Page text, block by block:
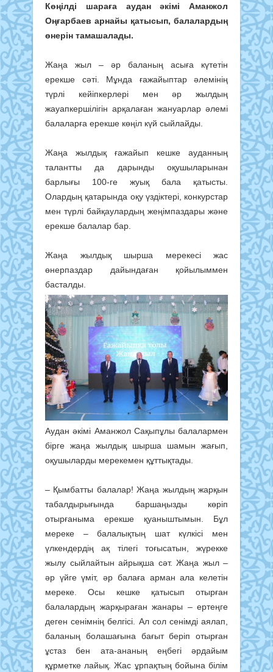
Көңілді шараға аудан әкімі Аманжол
Оңғарбаев арнайы қатысып, балалардың
өнерін тамашалады.
Жаңа жыл – әр баланың асыға күтетін
ерекше сәті. Мұнда ғажайыптар әлемінің
түрлі кейіпкерлері мен әр жылдың
жауапкершілігін арқалаған жануарлар әлемі
балаларға ерекше көңіл күй сыйлайды.
Жаңа жылдық ғажайып кешке ауданның
талантты да дарынды оқушыларынан
барлығы 100-ге жуық бала қатысты.
Олардың қатарында оқу үздіктері, конкурстар
мен түрлі байқаулардың жеңімпаздары және
ерекше балалар бар.
Жаңа жылдық шырша мерекесі жас
өнерпаздар дайындаған қойылыммен
басталды.
Аудан әкімі Аманжол Сақыпұлы балалармен
бірге жаңа жылдық шырша шамын жағып,
оқушыларды мерекемен құттықтады.
– Қымбатты балалар! Жаңа жылдың жарқын
табалдырығында баршаңызды көріп
отырғаныма ерекше қуаныштымын. Бұл
мереке – балалықтың шат күлкісі мен
үлкендердің ақ тілегі тоғысатын, жүрекке
жылу сыйлайтын айрықша сәт. Жаңа жыл –
әр үйге үміт, әр балаға арман ала келетін
мереке. Осы кешке қатысып отырған
балалардың жарқыраған жанары – ертеңге
деген сенімнің белгісі. Ал сол сенімді аялап,
баланың болашағына бағыт беріп отырған
ұстаз бен ата-ананың еңбегі әрдайым
құрметке лайық. Жас ұрпақтың бойына білім